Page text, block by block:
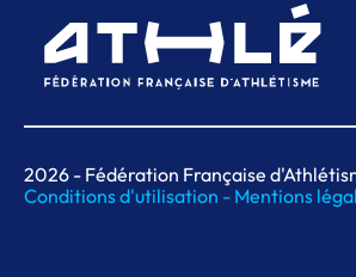
2026 - Fédération Française
Conditions d'utilisation - Mentions